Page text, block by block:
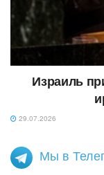
Израиль
29.07.2026
Мы в